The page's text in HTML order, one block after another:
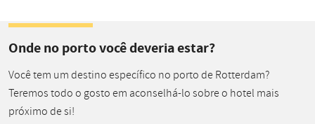
Onde no porto você deveria estar?
Você tem um destino específico no porto de Rotterdam?
Teremos todo o gosto em aconselhá-lo sobre o hotel mais
próximo de si!